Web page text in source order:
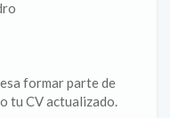
formar parte de
tu CV actualizado.